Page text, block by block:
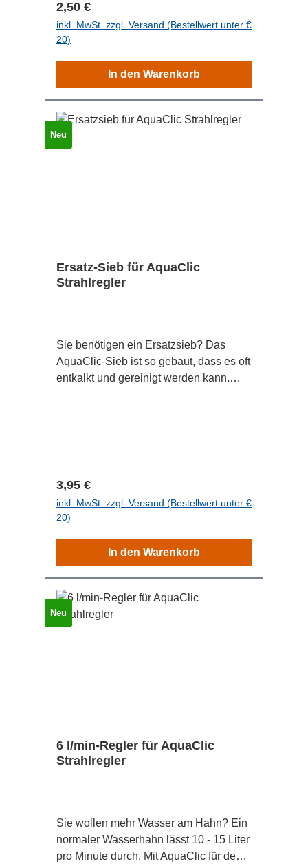
Regulärer Preis:
2,50 €
inkl. MwSt. zzgl. Versand (Bestellwert unter €
20)
In den Warenkorb
Neu
Ersatz-Sieb für AquaClic
Strahlregler
Sie benötigen ein Ersatzsieb? Das
AquaClic-Sieb ist so gebaut, dass es oft
entkalkt und gereinigt werden kann.
Regulärer Preis:
3,95 €
inkl. MwSt. zzgl. Versand (Bestellwert unter €
20)
In den Warenkorb
Neu
6 l/min-Regler für AquaClic
Strahlregler
Sie wollen mehr Wasser am Hahn? Ein
normaler Wasserhahn lässt 10 - 15 Liter
pro Minute durch. Mit AquaClic für den